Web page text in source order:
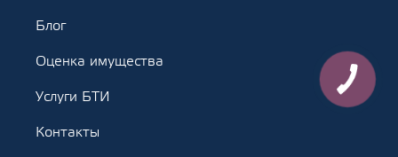
Блог
Оценка имущества
Услуги БТИ
Контакты